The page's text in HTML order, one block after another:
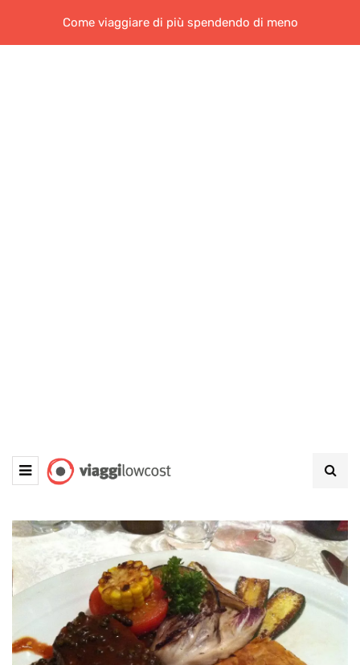
Come viaggiare di più spendendo di meno